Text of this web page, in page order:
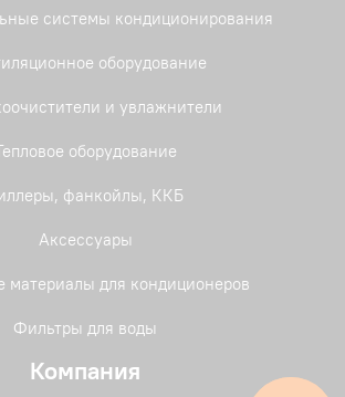
системы кондиционирования
оборудование
и увлажнители
оборудование
фанкойлы, ККБ
Аксессуары
материалы для кондиционеров
Фильтры для воды
Компания